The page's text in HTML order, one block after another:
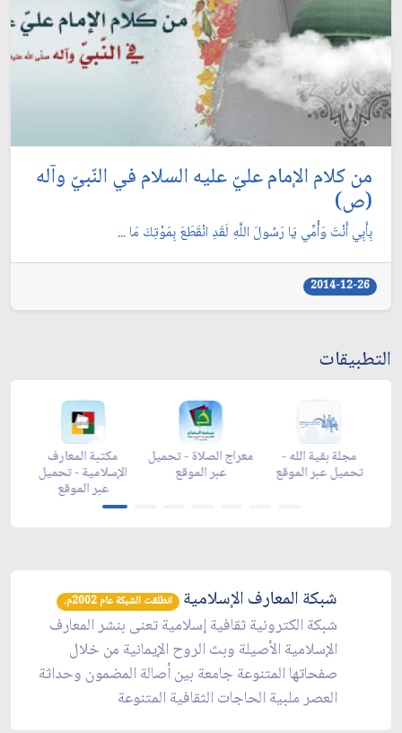
من كلام الإمام عليّ عليه السلام في النّبيّ وآله
(ص)
بِأَبِي أَنْتَ وَأُمِّي يَا رَسُولَ اللَّهِ لَقَدِ انْقَطَعَ بِمَوْتِكَ مَا ...
2014-12-26
التطبيقات
مكتبة المعارف
الإسلامية - تحميل
عبر الموقع
معراج الصلاة - تحميل
عبر الموقع
مجلة بقية الله -
تحميل عبر الموقع
شبكة المعارف الإسلامية انطلقت الشبكة عام 2002م.
شبكة الكترونية ثقافية إسلامية تعنى بنشر المعارف
الإسلامية الأصيلة وبث الروح الإيمانية من خلال
صفحاتها المتنوعة جامعة بين أصالة المضمون وحداثة
العصر ملبية الحاجات الثقافية المتنوعة